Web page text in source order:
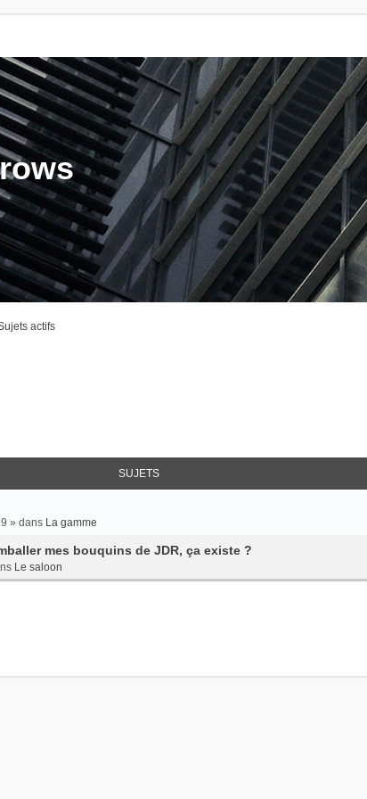
actifs
SUJETS
» dans La gamme
mes bouquins de JDR, ça existe ?
Le saloon